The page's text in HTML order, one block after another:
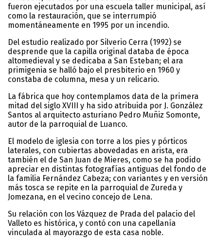
fueron ejecutados por una escuela taller municipal, así
como la restauración, que se interrumpió
momentáneamente en 1995 por un incendio.
Del estudio realizado por Silverio Cerra (1992) se
desprende que la capilla original databa de época
altomedieval y se dedicaba a San Esteban; el ara
primigenia se halló bajo el presbiterio en 1960 y
constaba de columna, mesa y un relicario.
La fábrica que hoy contemplamos data de la primera
mitad del siglo XVIII y ha sido atribuida por J. González
Santos al arquitecto asturiano Pedro Muñiz Somonte,
autor de la parroquial de Luanco.
El modelo de iglesia con torre a los pies y pórticos
laterales, con cubiertas abovedadas en arista, era
también el de San Juan de Mieres, como se ha podido
apreciar en distintas fotografías antiguas del fondo de
la familia Fernández Cabeza; con variantes y en versión
más tosca se repite en la parroquial de Zureda y
Jomezana, en el vecino concejo de Lena.
Su relación con los Vázquez de Prada del palacio del
Valleto es histórica, y contó con una capellanía
vinculada al mayorazgo de esta casa noble.